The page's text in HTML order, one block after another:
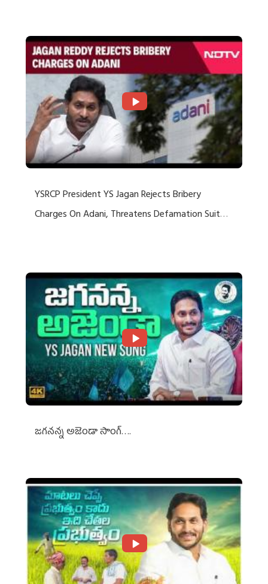
YSRCP President YS Jagan Rejects Bribery
Charges On Adani, Threatens Defamation Suit
జగనన్న అజెండా సాంగ్….